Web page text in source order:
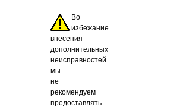
Во
избежание
внесения
дополнительных
неисправностей
мы
не
рекомендуем
предоставлять